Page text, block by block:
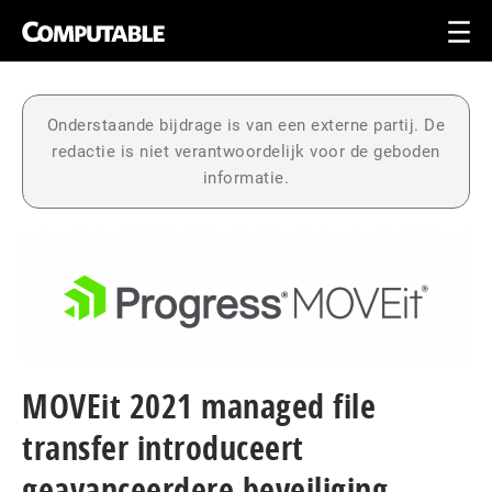
Onderstaande bijdrage is van een externe partij. De
redactie is niet verantwoordelijk voor de geboden
informatie.
MOVEit 2021 managed file
transfer introduceert